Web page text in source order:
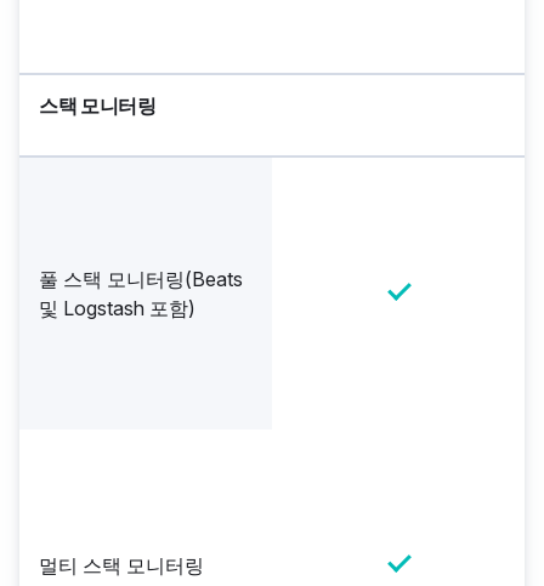
스택 모니터링
풀 스택 모니터링(Beats
및 Logstash 포함)
멀티 스택 모니터링